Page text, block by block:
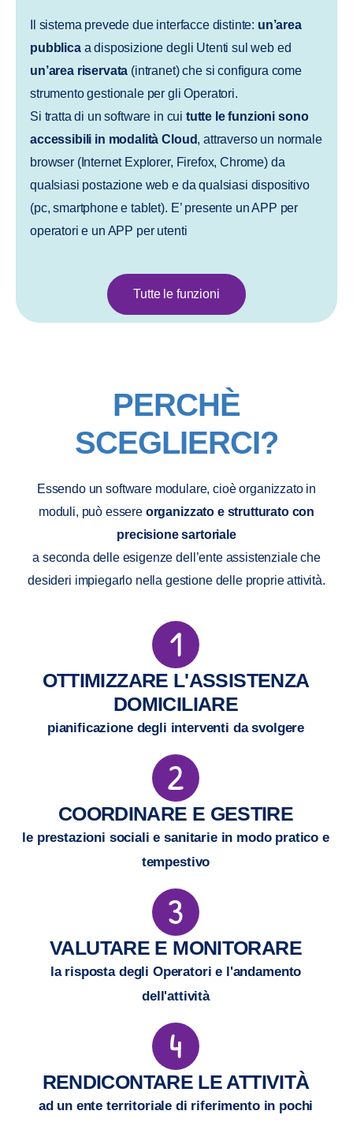
Il sistema prevede due interfacce distinte: un’area
pubblica a disposizione degli Utenti sul web ed
un’area riservata (intranet) che si configura come
strumento gestionale per gli Operatori.
Si tratta di un software in cui tutte le funzioni sono
accessibili in modalità Cloud, attraverso un normale
browser (Internet Explorer, Firefox, Chrome) da
qualsiasi postazione web e da qualsiasi dispositivo
(pc, smartphone e tablet). E’ presente un APP per
operatori e un APP per utenti
Tutte le funzioni
PERCHÈ
SCEGLIERCI?
Essendo un software modulare, cioè organizzato in
moduli, può essere organizzato e strutturato con
precisione sartoriale
a seconda delle esigenze dell’ente assistenziale che
desideri impiegarlo nella gestione delle proprie attività.
OTTIMIZZARE L'ASSISTENZA
DOMICILIARE
pianificazione degli interventi da svolgere
COORDINARE E GESTIRE
le prestazioni sociali e sanitarie in modo pratico e
tempestivo
VALUTARE E MONITORARE
la risposta degli Operatori e l'andamento
dell'attività
RENDICONTARE LE ATTIVITÀ
ad un ente territoriale di riferimento in pochi